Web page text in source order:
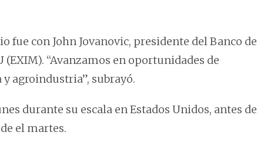
con John Jovanovic, presidente del Banco de
“Avanzamos en oportunidades de
agroindustria”, subrayó.
durante su escala en Estados Unidos, antes de
el martes.